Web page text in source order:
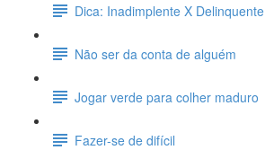
Dica: Inadimplente X Delinquente
Não ser da conta de alguém
Jogar verde para colher maduro
Fazer-se de difícil